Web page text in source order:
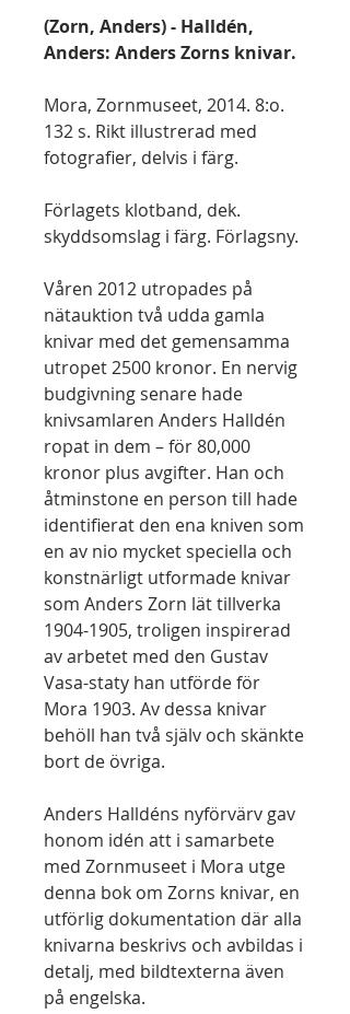
(Zorn, Anders) - Halldén,
Anders: Anders Zorns knivar.
Mora, Zornmuseet, 2014. 8:o.
132 s. Rikt illustrerad med
fotografier, delvis i färg.
Förlagets klotband, dek.
skyddsomslag i färg. Förlagsny.
Våren 2012 utropades på
nätauktion två udda gamla
knivar med det gemensamma
utropet 2500 kronor. En nervig
budgivning senare hade
knivsamlaren Anders Halldén
ropat in dem – för 80,000
kronor plus avgifter. Han och
åtminstone en person till hade
identifierat den ena kniven som
en av nio mycket speciella och
konstnärligt utformade knivar
som Anders Zorn lät tillverka
1904-1905, troligen inspirerad
av arbetet med den Gustav
Vasa-staty han utförde för
Mora 1903. Av dessa knivar
behöll han två själv och skänkte
bort de övriga.
Anders Halldéns nyförvärv gav
honom idén att i samarbete
med Zornmuseet i Mora utge
denna bok om Zorns knivar, en
utförlig dokumentation där alla
knivarna beskrivs och avbildas i
detalj, med bildtexterna även
på engelska.